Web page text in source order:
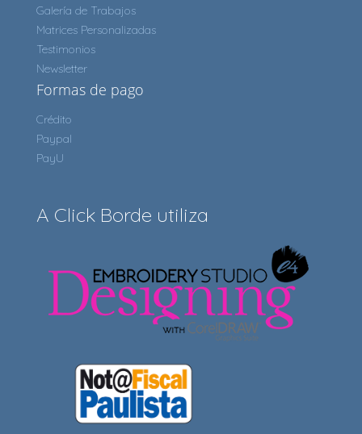
Galería de Trabajos
Matrices Personalizadas
Testimonios
Newsletter
Formas de pago
Crédito
Paypal
PayU
A Click Borde utiliza